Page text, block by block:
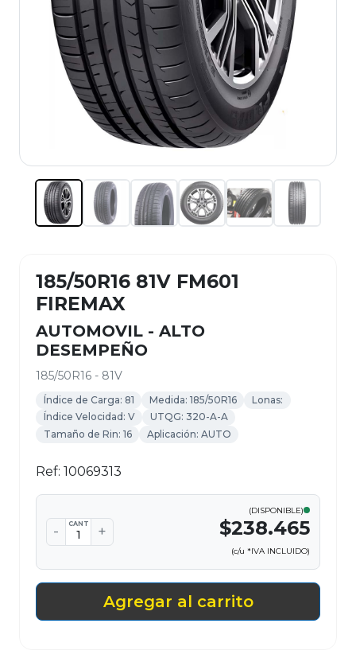
185/50R16 81V FM601
FIREMAX
AUTOMOVIL - ALTO
DESEMPEÑO
185/50R16 - 81V
Índice de Carga: 81 Medida: 185/50R16
Lonas:
Índice Velocidad: V
UTQG: 320-A-A
Tamaño de Rin: 16
Aplicación: AUTO
Ref: 10069313
- CANT +
(DISPONIBLE)
$238.465
(c/u *IVA INCLUIDO)
Agregar al carrito